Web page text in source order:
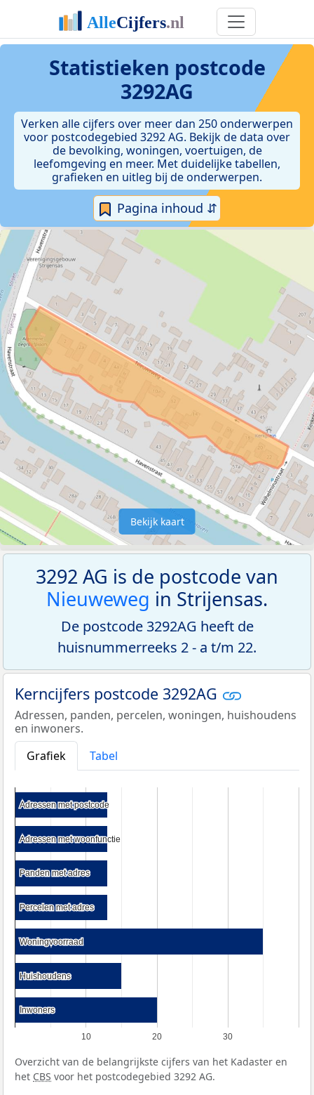
Statistieken postcode
3292AG
Verken alle cijfers over meer dan 250 onderwerpen
voor postcodegebied 3292 AG. Bekijk de data over
de bevolking, woningen, voertuigen, de
leefomgeving en meer. Met duidelijke tabellen,
grafieken en uitleg bij de onderwerpen.
Pagina inhoud ⇵
Bekijk kaart
3292 AG is de postcode van
Nieuweweg in Strijensas.
De postcode 3292AG heeft de
huisnummerreeks 2 - a t/m 22.
Kerncijfers postcode 3292AG
Adressen, panden, percelen, woningen, huishoudens
en inwoners.
Grafiek
Tabel
10 20 30
Adressen met postcode
Adressen met postcode
Adressen met woonfunctie
Adressen met woonfunctie
Panden met adres
Panden met adres
Percelen met adres
Percelen met adres
Woningvoorraad
Woningvoorraad
Huishoudens
Huishoudens
Inwoners
Inwoners
Overzicht van de belangrijkste cijfers van het Kadaster en
het CBS voor het postcodegebied 3292 AG.